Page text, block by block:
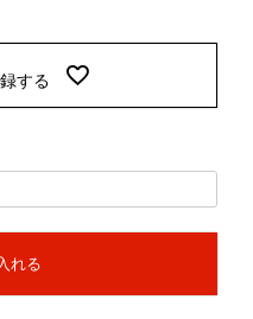
する
れる